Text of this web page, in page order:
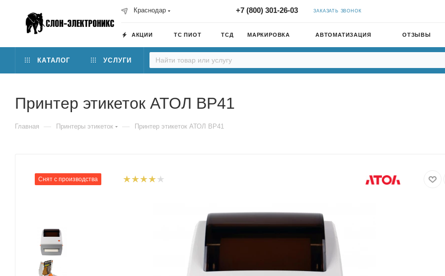
Краснодар +7 (800) 301-26-03 ЗАКАЗАТЬ ЗВОНОК
АКЦИИ ТС ПИОТ ТСД МАРКИРОВКА АВТОМАТИЗАЦИЯ ОТЗЫВЫ
КАТАЛОГ УСЛУГИ
Принтер этикеток АТОЛ BP41
Главная — Принтеры этикеток — Принтер этикеток АТОЛ BP41
Снят с производства